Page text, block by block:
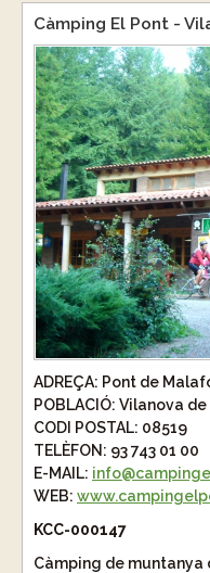
Càmping El Pont -
ADREÇA: Pont de
POBLACIÓ: Vilanova de
CODI POSTAL: 08519
TELÈFON: 93 743 01 00
E-MAIL:
WEB:
KCC-000147
Càmping de muntanya